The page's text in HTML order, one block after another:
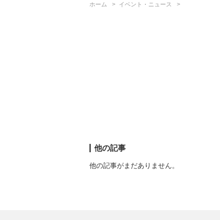
ホーム イベント・ニュース
他の記事
他の記事がまだありません。